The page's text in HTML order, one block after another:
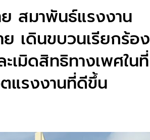
สมาพันธ์แรงงาน
เดินขบวนเรียกร้อง
เมิดสิทธิทางเพศในที่
แรงงานที่ดีขึ้น